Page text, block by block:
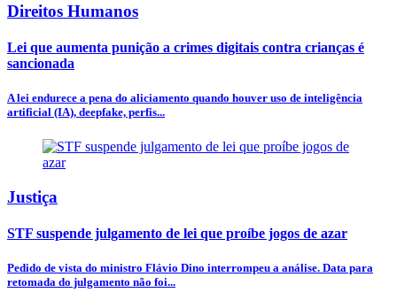
Direitos Humanos
Lei que aumenta punição a crimes digitais contra crianças é
sancionada
A lei endurece a pena do aliciamento quando houver uso de inteligência
artificial (IA), deepfake, perfis...
Justiça
STF suspende julgamento de lei que proíbe jogos de azar
Pedido de vista do ministro Flávio Dino interrompeu a análise. Data para
retomada do julgamento não foi...